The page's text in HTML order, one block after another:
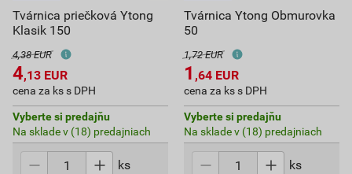
Tvárnica priečková Ytong
Klasik 150
4,38 EUR
4,13 EUR
cena za ks s DPH
Vyberte si predajňu
Na sklade v (18) predajniach
ks
Tvárnica Ytong Obmurovka
50
1,72 EUR
1 ,64 EUR
cena za ks s DPH
Vyberte si predajňu
Na sklade v (18) predajniach
ks